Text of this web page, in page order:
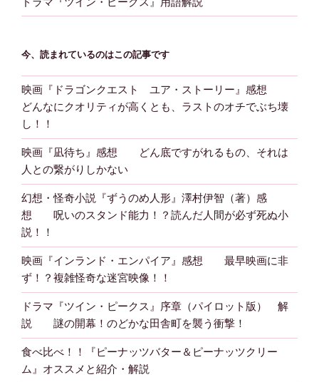
今、読まれているのはこの記事です
映画『ドラゴンクエスト ユア・ストーリー』感想
どんなにクオリティが高くとも、ラストのオチでぶち壊
し！！
映画『凪待ち』感想 どん底ですがれるもの、それは
人との繋がりしかない
幻想・怪奇小説『ずうのめ人形』澤村伊智（著）感
想 呪いのスタンド能力！？読んだ人間が必ず死ぬ小
説！！
映画『インランド・エンパイア』感想 最早映画に非
ず！？複雑怪奇な迷宮映像！！
ドラマ『ツイン・ピークス』序章（パイロット版） 解
説 謎の開幕！のどかな田舎町を襲う衝撃！
食べ比べ！！『ピーナッツバター＆ピーナッツクリー
ム』オススメと紹介・解説